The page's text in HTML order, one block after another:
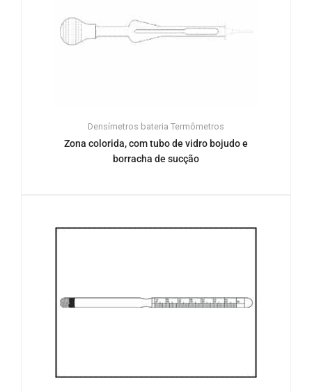
Densímetros bateria Termômetros
Zona colorida, com tubo de vidro bojudo e
borracha de sucção